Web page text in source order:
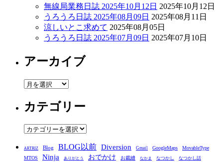
無線局業務日誌 2025年10月12日 2025年10月12日
うろうろ日誌 2025年08月09日 2025年08月11日
涼しいとこ求めて 2025年08月05日
うろうろ日誌 2025年07月09日 2025年07月10日
アーカイブ
ア
カ
イ
ブ
カテゴリー
カ
ゴ
リ
ARTRIZ Blog BLOG以前 Diversion Gmail GoogleMaps
MovableType
MTOS
Ninja ありがとう おでかけ お裁縫 なかま なつかし なつかし話